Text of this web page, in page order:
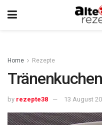
Home Rezepte
Tränenkuchen
by rezepte38 13 August